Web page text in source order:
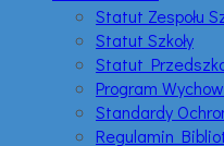
Statut Zespołu
Statut Szkoły
Statut
Program
Standardy
Regulamin